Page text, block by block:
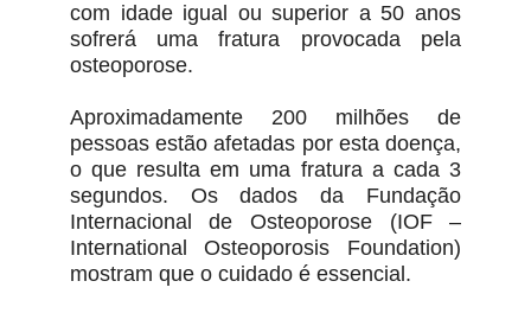
com idade igual ou superior a 50 anos
sofrerá uma fratura provocada pela
osteoporose.
Aproximadamente 200 milhões de
pessoas estão afetadas por esta doença,
o que resulta em uma fratura a cada 3
segundos. Os dados da Fundação
Internacional de Osteoporose (IOF –
International Osteoporosis Foundation)
mostram que o cuidado é essencial.